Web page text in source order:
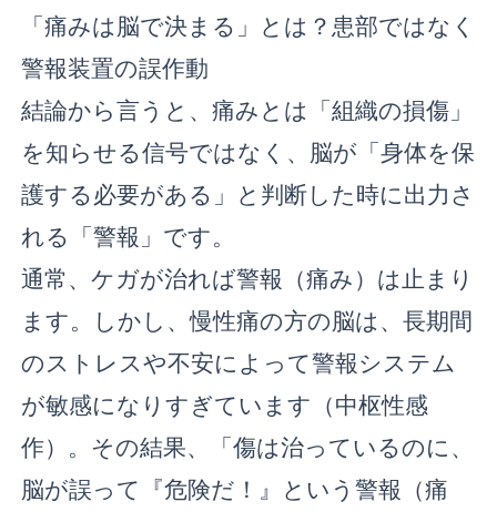
「痛みは脳で決まる」とは？患部ではなく
警報装置の誤作動
結論から言うと、痛みとは「組織の損傷」
を知らせる信号ではなく、脳が「身体を保
護する必要がある」と判断した時に出力さ
れる「警報」です。
通常、ケガが治れば警報（痛み）は止まり
ます。しかし、慢性痛の方の脳は、長期間
のストレスや不安によって警報システム
が敏感になりすぎています（中枢性感
作）。その結果、「傷は治っているのに、
脳が誤って『危険だ！』という警報（痛